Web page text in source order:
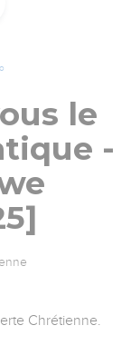
le
-
Chrétienne.